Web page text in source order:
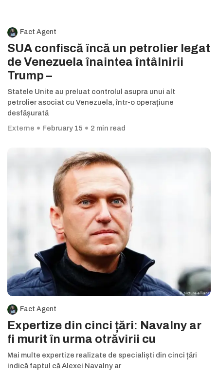
Fact Agent
SUA confiscă încă un petrolier legat
de Venezuela înaintea întâlnirii
Trump –
Statele Unite au preluat controlul asupra unui alt
petrolier asociat cu Venezuela, într-o operațiune
desfășurată
Externe
February 15 2 min read
Fact Agent
Expertize din cinci țări: Navalny ar
fi murit în urma otrăvirii cu
Mai multe expertize realizate de specialiști din cinci țări
indică faptul că Alexei Navalny ar